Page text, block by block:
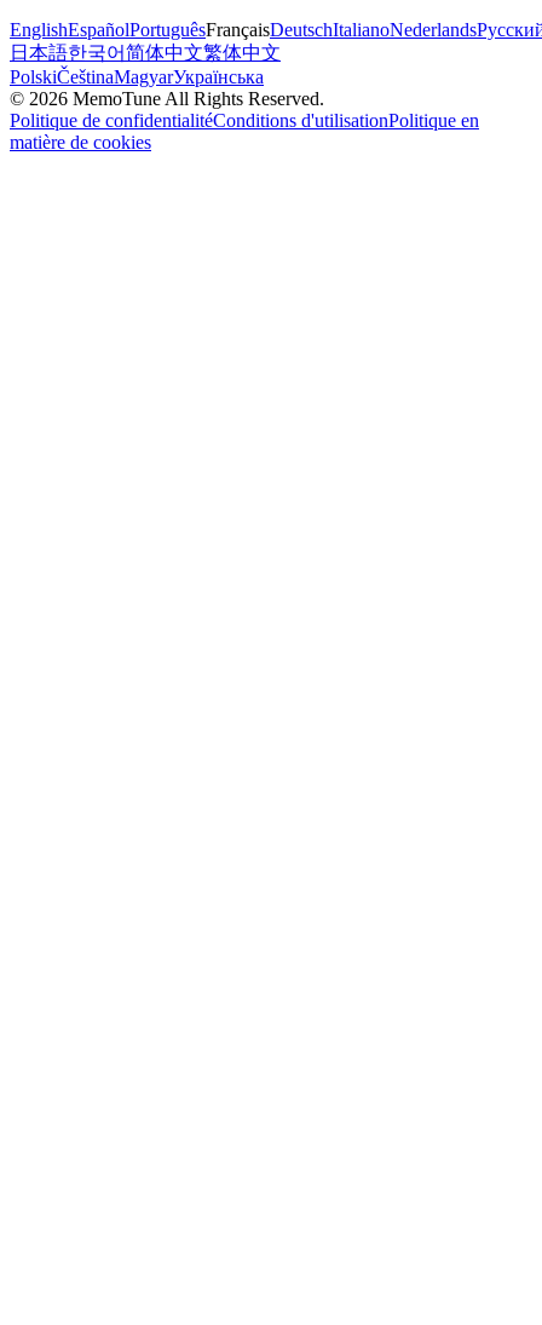
EnglishEspañolPortuguêsFrançaisDeutschItalianoNederlands
日本語한국어简体中文繁体中文
PolskiČeštinaMagyarУкраїнська
© 2026 MemoTune All Rights Reserved.
Politique de confidentialitéConditions d'utilisationPolitique en
matière de cookies